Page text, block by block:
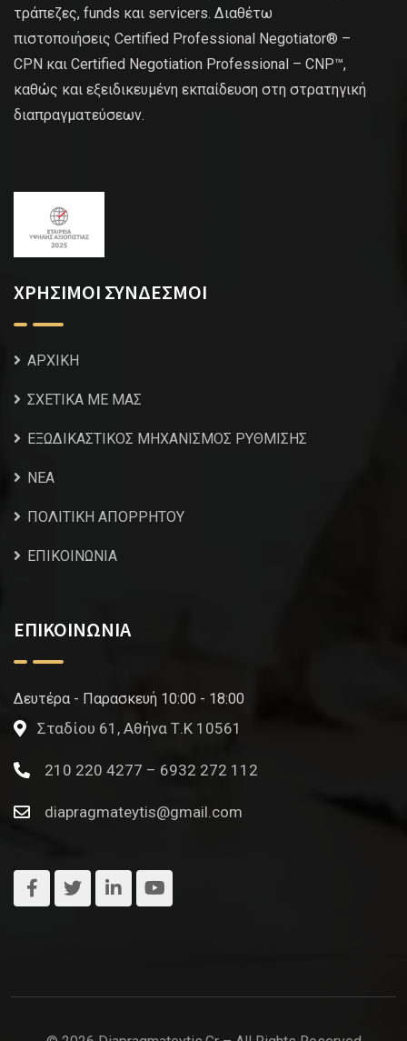
τράπεζες, funds και servicers. Διαθέτω
πιστοποιήσεις Certified Professional Negotiator® –
CPN και Certified Negotiation Professional – CNP™,
καθώς και εξειδικευμένη εκπαίδευση στη στρατηγική
διαπραγματεύσεων.
ΧΡΗΣΙΜΟΙ ΣΥΝΔΕΣΜΟΙ
ΑΡΧΙΚΗ
ΣΧΕΤΙΚΑ ΜΕ ΜΑΣ
ΕΞΩΔΙΚΑΣΤΙΚΟΣ ΜΗΧΑΝΙΣΜΟΣ ΡΥΘΜΙΣΗΣ
NEA
ΠΟΛΙΤΙΚΗ ΑΠΟΡΡΗΤΟΥ
ΕΠΙΚΟΙΝΩΝΙΑ
ΕΠΙΚΟΙΝΩΝΙΑ
Δευτέρα - Παρασκευή 10:00 - 18:00
Σταδίου 61, Αθήνα Τ.Κ 10561
210 220 4277 – 6932 272 112
diapragmateytis@gmail.com